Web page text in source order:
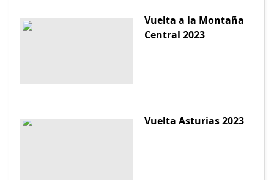
Vuelta a la Montaña
Central 2023
Vuelta Asturias 2023